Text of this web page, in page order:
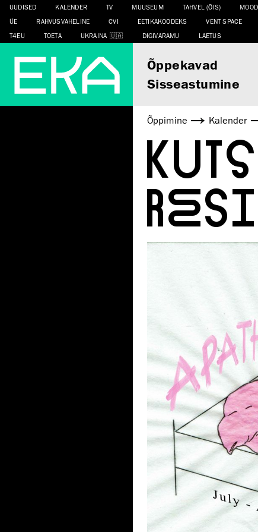
UUDISED KALENDER TV MUUSEUM TAHVEL (ÕIS)
ÜE
RAHVUSVAHELINE CVI EETIKAKOODEKS VENT SPACE
T4EU
TOETA UKRAINA DIGIVARAMU LAETUS
Õppekavad
Sisseastumine
Õppimine Kalender